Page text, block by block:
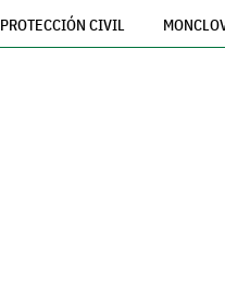
PROTECCIÓN CIVIL